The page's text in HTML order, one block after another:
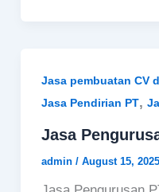
Jasa pembuatan CV
Jasa Pendirian PT,
Jasa
admin / August 15, 2025